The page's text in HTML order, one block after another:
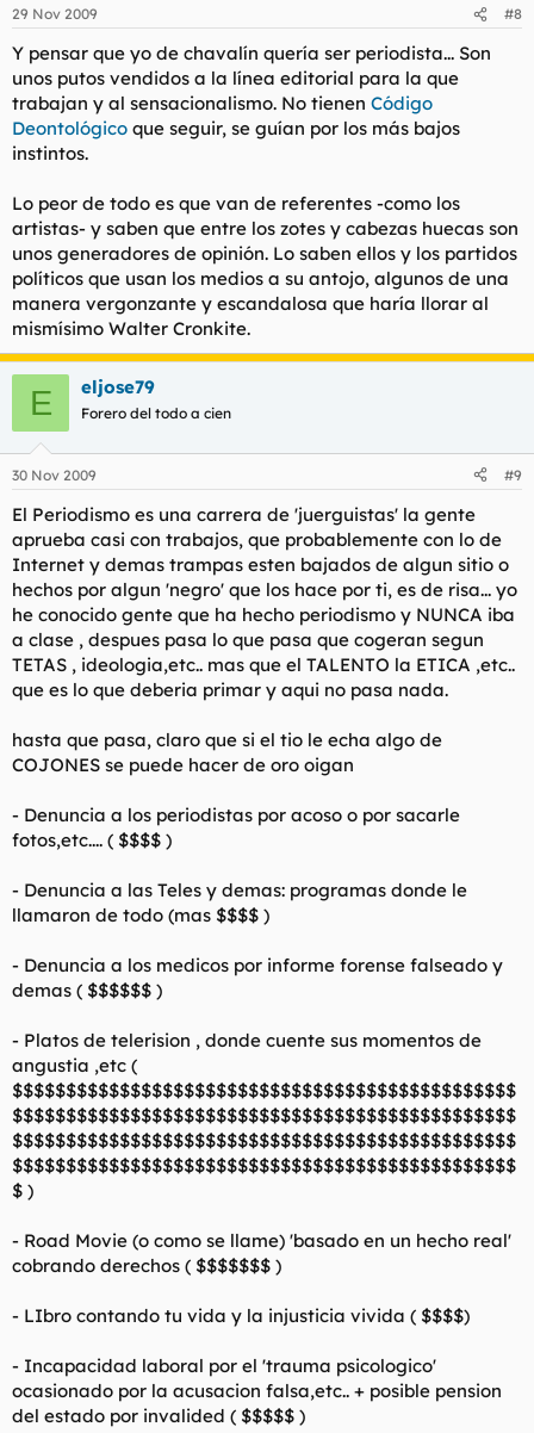
29 Nov 2009 #8
Y pensar que yo de chavalín quería ser periodista... Son
unos putos vendidos a la línea editorial para la que
trabajan y al sensacionalismo. No tienen Código
Deontológico que seguir, se guían por los más bajos
instintos.
Lo peor de todo es que van de referentes -como los
artistas- y saben que entre los zotes y cabezas huecas son
unos generadores de opinión. Lo saben ellos y los partidos
políticos que usan los medios a su antojo, algunos de una
manera vergonzante y escandalosa que haría llorar al
mismísimo Walter Cronkite.
E eljose79
Forero del todo a cien
30 Nov 2009 #9
El Periodismo es una carrera de 'juerguistas' la gente
aprueba casi con trabajos, que probablemente con lo de
Internet y demas trampas esten bajados de algun sitio o
hechos por algun 'negro' que los hace por ti, es de risa... yo
he conocido gente que ha hecho periodismo y NUNCA iba
a clase , despues pasa lo que pasa que cogeran segun
TETAS , ideologia,etc.. mas que el TALENTO la ETICA ,etc..
que es lo que deberia primar y aqui no pasa nada.
hasta que pasa, claro que si el tio le echa algo de
COJONES se puede hacer de oro oigan
- Denuncia a los periodistas por acoso o por sacarle
fotos,etc.... ( $$$$ )
- Denuncia a las Teles y demas: programas donde le
llamaron de todo (mas $$$$ )
- Denuncia a los medicos por informe forense falseado y
demas ( $$$$$$ )
- Platos de telerision , donde cuente sus momentos de
angustia ,etc (
$$$$$$$$$$$$$$$$$$$$$$$$$$$$$$$$$$$$$$$$$$$$$$$
$$$$$$$$$$$$$$$$$$$$$$$$$$$$$$$$$$$$$$$$$$$$$$$
$$$$$$$$$$$$$$$$$$$$$$$$$$$$$$$$$$$$$$$$$$$$$$$
$$$$$$$$$$$$$$$$$$$$$$$$$$$$$$$$$$$$$$$$$$$$$$$
$ )
- Road Movie (o como se llame) 'basado en un hecho real'
cobrando derechos ( $$$$$$$ )
- LIbro contando tu vida y la injusticia vivida ( $$$$)
- Incapacidad laboral por el 'trauma psicologico'
ocasionado por la acusacion falsa,etc.. + posible pension
del estado por invalided ( $$$$$ )